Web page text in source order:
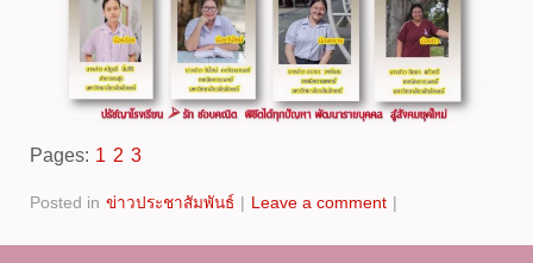
Pages: 1 2 3
Posted in ข่าวประชาสัมพันธ์ Leave a comment